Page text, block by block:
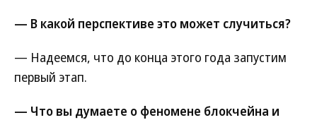
— В какой перспективе это может случиться?
— Надеемся, что до конца этого года запустим
первый этап.
— Что вы думаете о феномене блокчейна и